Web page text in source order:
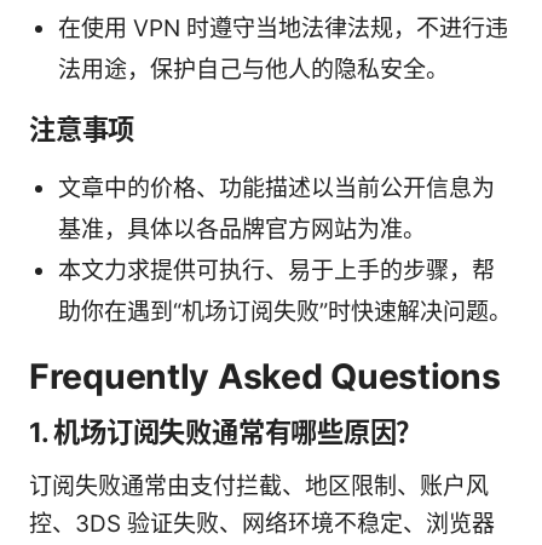
在使用 VPN 时遵守当地法律法规，不进行违
法用途，保护自己与他人的隐私安全。
注意事项
文章中的价格、功能描述以当前公开信息为
基准，具体以各品牌官方网站为准。
本文力求提供可执行、易于上手的步骤，帮
助你在遇到“机场订阅失败”时快速解决问题。
Frequently Asked Questions
1. 机场订阅失败通常有哪些原因？
订阅失败通常由支付拦截、地区限制、账户风
控、3DS 验证失败、网络环境不稳定、浏览器